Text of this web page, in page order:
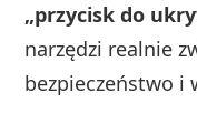
„przycisk do
narzędzi realnie
bezpieczeństwo i